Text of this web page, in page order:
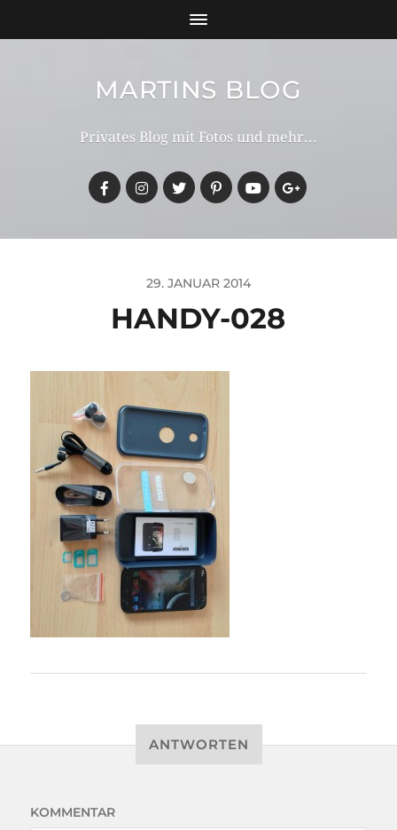
MARTINS BLOG
Privates Blog mit Fotos und mehr...
29. JANUAR 2014
HANDY-028
ANTWORTEN
KOMMENTAR